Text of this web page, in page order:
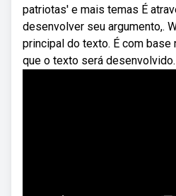
patriotas' e mais temas É
desenvolver seu argumento,.
principal do texto. É com
que o texto será desenvolvido.